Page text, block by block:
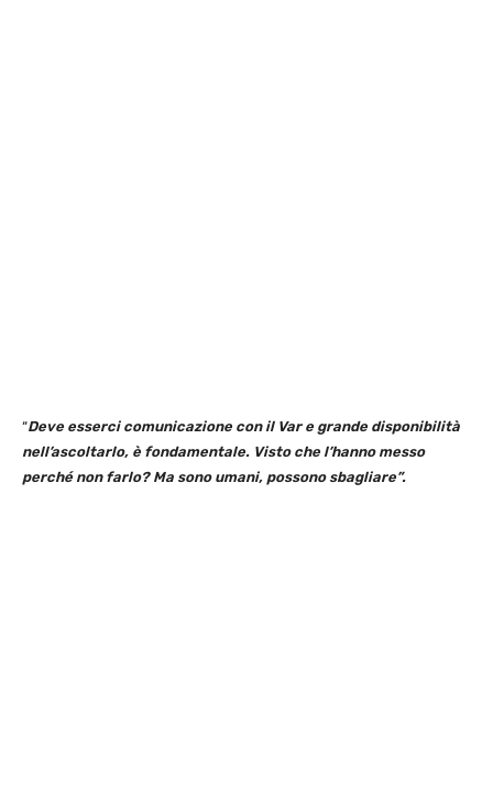
“Deve esserci comunicazione con il Var e grande disponibilità
nell’ascoltarlo, è fondamentale. Visto che l’hanno messo
perché non farlo? Ma sono umani, possono sbagliare”.